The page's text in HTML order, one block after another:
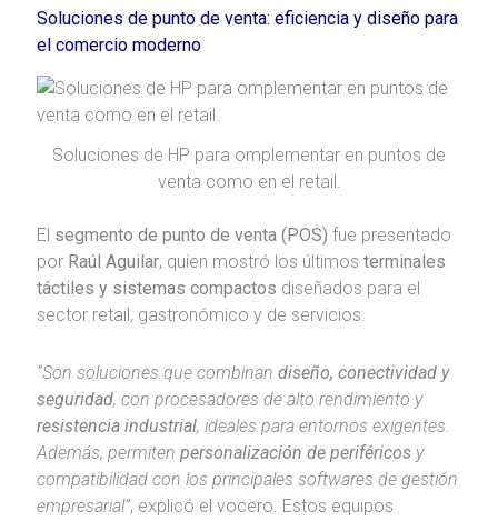
Soluciones de punto de venta: eficiencia y diseño para
el comercio moderno
Soluciones de HP para omplementar en puntos de
venta como en el retail.
El segmento de punto de venta (POS) fue presentado
por Raúl Aguilar, quien mostró los últimos terminales
táctiles y sistemas compactos diseñados para el
sector retail, gastronómico y de servicios.
“Son soluciones que combinan diseño, conectividad y
seguridad, con procesadores de alto rendimiento y
resistencia industrial, ideales para entornos exigentes.
Además, permiten personalización de periféricosy
compatibilidad con los principales softwares de gestión
empresarial”, explicó el vocero. Estos equipos